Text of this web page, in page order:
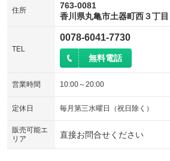
住所
763-0081
香川県丸亀市土器町西３丁目
TEL
0078-6041-7730
無料電話
営業時間 10:00～20:00
定休日 毎月第三水曜日（祝日除く）
販売可能エ
リア
直接お問合せください